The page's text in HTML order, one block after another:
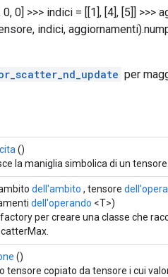
0] >>> indici = [[1], [4], [5]] >>>
indici,
per
()
la maniglia simbolica di un
dell'ambito , tensore
dell'operando <T>)
per creare una classe che
()
tensore copiato da tensore i cui